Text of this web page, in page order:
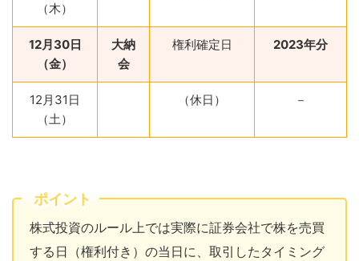
（木）
12月30日
（金）
大納
会
権利確定日 2023年分
12月31日
（土）
（休日） －
ポイント
株式投資のルール上では実際に証券会社で株を売買
する日（権利付き）の当日に、取引したタイミング